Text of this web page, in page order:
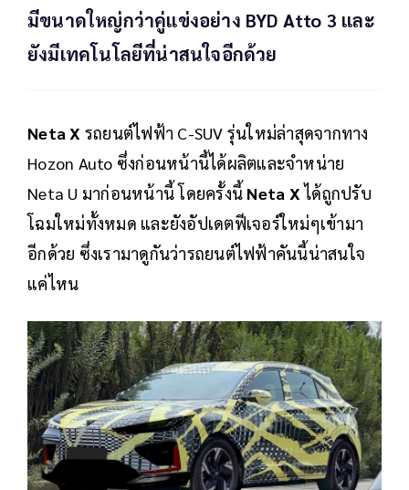
มีขนาดใหญ่กว่าคู่แข่งอย่าง BYD Atto 3 และ
ยังมีเทคโนโลยีที่น่าสนใจอีกด้วย
Neta X รถยนต์ไฟฟ้า C-SUV รุ่นใหม่ล่าสุดจากทาง
Hozon Auto ซึ่งก่อนหน้านี้ได้ผลิตและจำหน่าย
Neta U มาก่อนหน้านี้ โดยครั้งนี้ Neta X ได้ถูกปรับ
โฉมใหม่ทั้งหมด และยังอัปเดตฟีเจอร์ใหม่ๆเข้ามา
อีกด้วย ซึ่งเรามาดูกันว่ารถยนต์ไฟฟ้าคันนี้น่าสนใจ
แค่ไหน